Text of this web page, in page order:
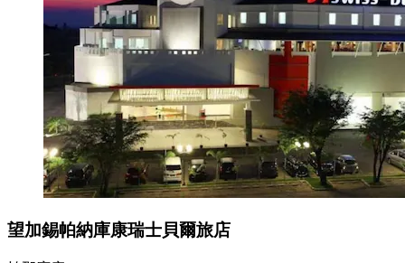
望加錫帕納庫康瑞士貝爾旅店